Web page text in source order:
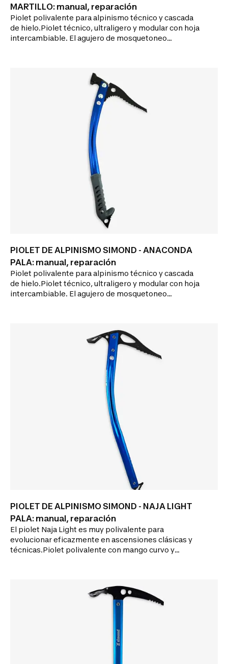
MARTILLO: manual, reparación
Piolet polivalente para alpinismo técnico y cascada
de hielo.Piolet técnico, ultraligero y modular con hoja
intercambiable. El agujero de mosquetoneo
PIOLET DE ALPINISMO SIMOND - ANACONDA
PALA: manual, reparación
Piolet polivalente para alpinismo técnico y cascada
de hielo.Piolet técnico, ultraligero y modular con hoja
intercambiable. El agujero de mosquetoneo
PIOLET DE ALPINISMO SIMOND - NAJA LIGHT
PALA: manual, reparación
El piolet Naja Light es muy polivalente para
evolucionar eficazmente en ascensiones clásicas y
técnicas.Piolet polivalente con mango curvo y